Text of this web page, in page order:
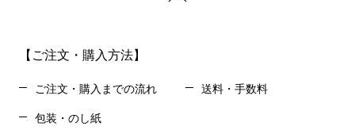
【ご注文・購入方法】
ご注文・購入までの流れ 送料・手数料
包装・のし紙